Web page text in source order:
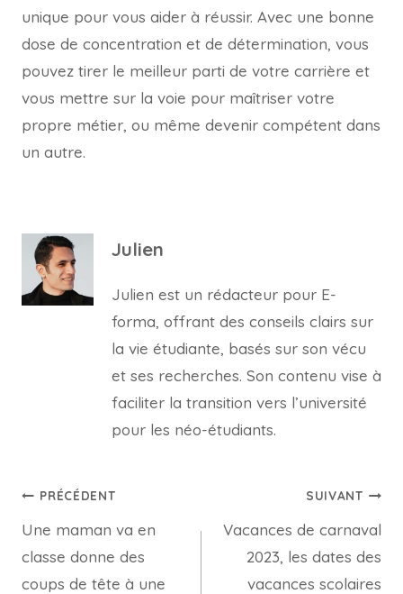
unique pour vous aider à réussir. Avec une bonne
dose de concentration et de détermination, vous
pouvez tirer le meilleur parti de votre carrière et
vous mettre sur la voie pour maîtriser votre
propre métier, ou même devenir compétent dans
un autre.
Julien
Julien est un rédacteur pour E-
forma, offrant des conseils clairs sur
la vie étudiante, basés sur son vécu
et ses recherches. Son contenu vise à
faciliter la transition vers l’université
pour les néo-étudiants.
Navigation
de
l’article
PRÉCÉDENT
Une maman va en
classe donne des
coups de tête à une
SUIVANT
Vacances de carnaval
2023, les dates des
vacances scolaires